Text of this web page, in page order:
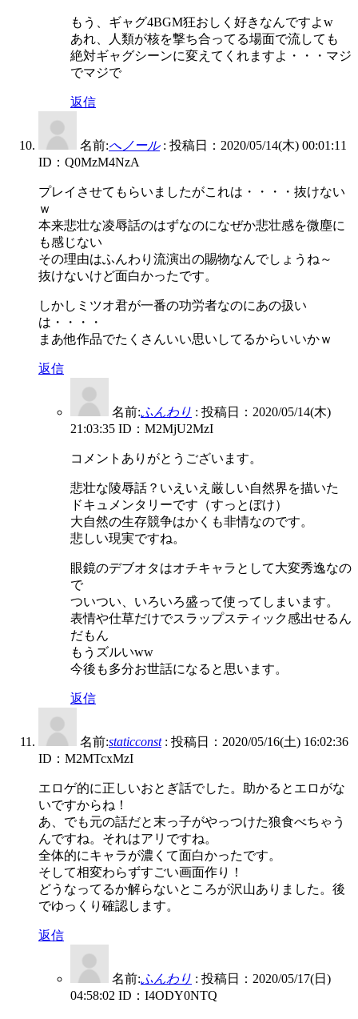
もう、ギャグ4BGM狂おしく好きなんですよw
あれ、人類が核を撃ち合ってる場面で流しても
絶対ギャグシーンに変えてくれますよ・・・マジ
でマジで
返信
名前:へノール: 投稿日：2020/05/14(木) 00:01:11
ID：Q0MzM4NzA
プレイさせてもらいましたがこれは・・・・抜けない
ｗ
本来悲壮な凌辱話のはずなのになぜか悲壮感を微塵に
も感じない
その理由はふんわり流演出の賜物なんでしょうね～
抜けないけど面白かったです。
しかしミツオ君が一番の功労者なのにあの扱い
は・・・・
まあ他作品でたくさんいい思いしてるからいいかｗ
返信
名前:ふんわり : 投稿日：2020/05/14(木)
21:03:35 ID：M2MjU2MzI
コメントありがとうございます。
悲壮な陵辱話？いえいえ厳しい自然界を描いた
ドキュメンタリーです（すっとぼけ）
大自然の生存競争はかくも非情なのです。
悲しい現実ですね。
眼鏡のデブオタはオチキャラとして大変秀逸なの
で
ついつい、いろいろ盛って使ってしまいます。
表情や仕草だけでスラップスティック感出せるん
だもん
もうズルいww
今後も多分お世話になると思います。
返信
名前:staticconst: 投稿日：2020/05/16(土) 16:02:36
ID：M2MTcxMzI
エロゲ的に正しいおとぎ話でした。助かるとエロがな
いですからね！
あ、でも元の話だと末っ子がやっつけた狼食べちゃう
んですね。それはアリですね。
全体的にキャラが濃くて面白かったです。
そして相変わらずすごい画面作り！
どうなってるか解らないところが沢山ありました。後
でゆっくり確認します。
返信
名前:ふんわり : 投稿日：2020/05/17(日)
04:58:02 ID：I4ODY0NTQ